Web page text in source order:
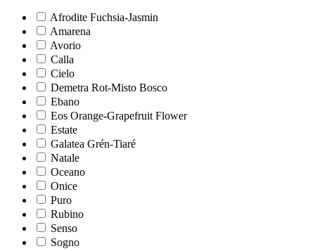
Afrodite Fuchsia-Jasmin
Amarena
Avorio
Calla
Cielo
Demetra Rot-Misto Bosco
Ebano
Eos Orange-Grapefruit Flower
Estate
Galatea Grén-Tiaré
Natale
Oceano
Onice
Puro
Rubino
Senso
Sogno